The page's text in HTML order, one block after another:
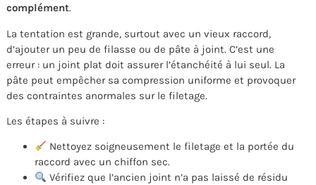
complément.
La tentation est grande, surtout avec un vieux raccord,
d’ajouter un peu de filasse ou de pâte à joint. C’est une
erreur : un joint plat doit assurer l’étanchéité à lui seul. La
pâte peut empêcher sa compression uniforme et provoquer
des contraintes anormales sur le filetage.
Les étapes à suivre :
Nettoyez soigneusement le filetage et la portée du
raccord avec un chiffon sec.
Vérifiez que l’ancien joint n’a pas laissé de résidu